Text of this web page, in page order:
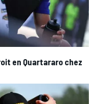
en Quartararo chez